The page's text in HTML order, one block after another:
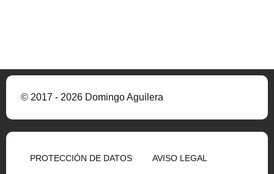
© 2017 - 2026 Domingo Aguilera
PROTECCIÓN DE DATOS AVISO LEGAL